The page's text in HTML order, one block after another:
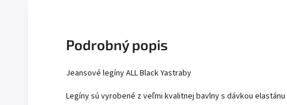
Podrobný popis
Jeansové legíny ALL Black Yastraby
Legíny sú vyrobené z veľmi kvalitnej bavlny s dávkou